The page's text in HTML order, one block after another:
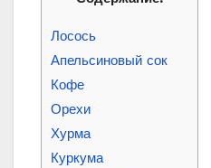
Лосось
Апельсиновый сок
Кофе
Орехи
Хурма
Куркума